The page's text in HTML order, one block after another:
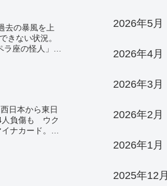
去の暴風を上
きない状況。
座の怪人」、
日本から東日
人負傷も ウク
ナカード。奈
2026年5月
2026年4月
2026年3月
2026年2月
2026年1月
2025年12月